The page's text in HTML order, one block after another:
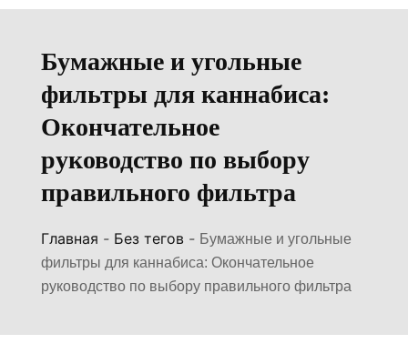
Бумажные и угольные
фильтры для каннабиса:
Окончательное
руководство по выбору
правильного фильтра
Главная - Без тегов- Бумажные и угольные
фильтры для каннабиса: Окончательное
руководство по выбору правильного фильтра